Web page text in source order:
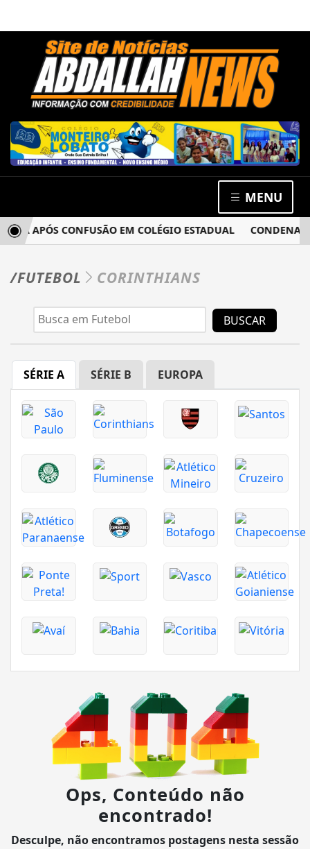
MENU
APÓS CONFUSÃO EM COLÉGIO ESTADUAL
/FUTEBOL CORINTHIANS
BUSCAR
SÉRIE A SÉRIE B EUROPA
Ops, Conteúdo não
encontrado!
Desculpe, não encontramos postagens nesta sessão